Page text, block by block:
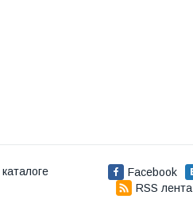
Facebook
RSS лента